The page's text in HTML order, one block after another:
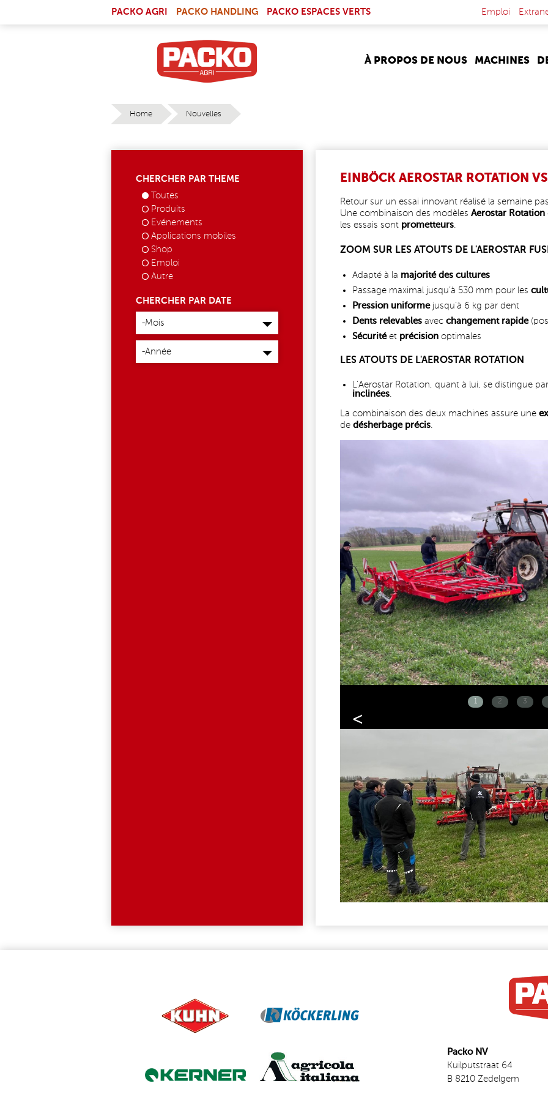
PACKO AGRI
PACKO HANDLING PACKO ESPACES VERTS Emploi
À PROPOS DE NOUS MACHINES
Home Nouvelles
CHERCHER PAR THEME
Toutes
Produits
Evénements
Applications mobiles
Shop
Emploi
Autre
CHERCHER PAR DATE
Mois
-Mois
Année
-Année
EINBÖCK AEROSTAR ROTATION
Retour sur un essai innovant réalisé la semaine
Une combinaison des modèles Aerostar Rotation
les essais sont prometteurs.
ZOOM SUR LES ATOUTS DE L'AEROSTAR
Adapté à la majorité des cultures
Passage maximal jusqu’à 530 mm pour les
Pression uniformejusqu’à 6 kg par dent
Dents relevablesavec changement rapide
Sécurité et précision optimales
LES ATOUTS DE L'AEROSTAR ROTATION
L’Aerostar Rotation, quant à lui, se distingue
inclinées.
La combinaison des deux machines assure une
de désherbage précis.
1 2 3
<
Packo NV
Kuilputstraat 64
B 8210 Zedelgem